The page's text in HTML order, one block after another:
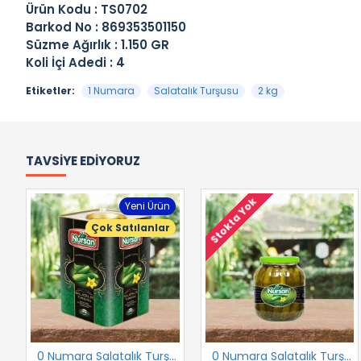
Ürün Kodu : TS0702
Barkod No : 869353501150
Süzme Ağırlık : 1.150 GR
Koli İçi Adedi : 4
Etiketler: 1 Numara Salatalık Turşusu 2 kg
TAVSIYE EDIYORUZ
Yeni Ürün
Çok Satılanlar
0 Numara Salatalık Turşusu 17 kg
Stokta Yok
0 Numara Salatalık Turşusu 1700 cc